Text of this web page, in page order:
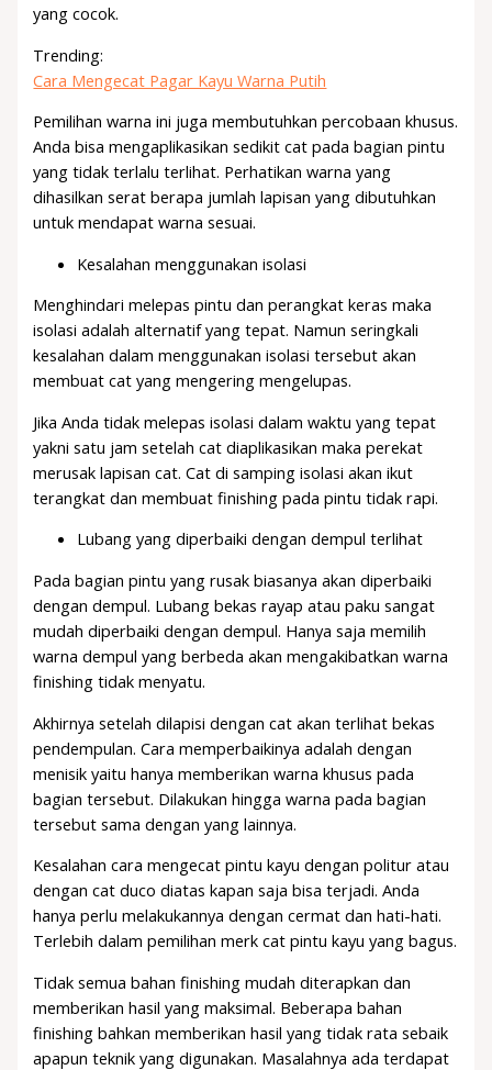
yang cocok.
Trending:
Cara Mengecat Pagar Kayu Warna Putih
Pemilihan warna ini juga membutuhkan percobaan khusus.
Anda bisa mengaplikasikan sedikit cat pada bagian pintu
yang tidak terlalu terlihat. Perhatikan warna yang
dihasilkan serat berapa jumlah lapisan yang dibutuhkan
untuk mendapat warna sesuai.
Kesalahan menggunakan isolasi
Menghindari melepas pintu dan perangkat keras maka
isolasi adalah alternatif yang tepat. Namun seringkali
kesalahan dalam menggunakan isolasi tersebut akan
membuat cat yang mengering mengelupas.
Jika Anda tidak melepas isolasi dalam waktu yang tepat
yakni satu jam setelah cat diaplikasikan maka perekat
merusak lapisan cat. Cat di samping isolasi akan ikut
terangkat dan membuat finishing pada pintu tidak rapi.
Lubang yang diperbaiki dengan dempul terlihat
Pada bagian pintu yang rusak biasanya akan diperbaiki
dengan dempul. Lubang bekas rayap atau paku sangat
mudah diperbaiki dengan dempul. Hanya saja memilih
warna dempul yang berbeda akan mengakibatkan warna
finishing tidak menyatu.
Akhirnya setelah dilapisi dengan cat akan terlihat bekas
pendempulan. Cara memperbaikinya adalah dengan
menisik yaitu hanya memberikan warna khusus pada
bagian tersebut. Dilakukan hingga warna pada bagian
tersebut sama dengan yang lainnya.
Kesalahan cara mengecat pintu kayu dengan politur atau
dengan cat duco diatas kapan saja bisa terjadi. Anda
hanya perlu melakukannya dengan cermat dan hati-hati.
Terlebih dalam pemilihan merk cat pintu kayu yang bagus.
Tidak semua bahan finishing mudah diterapkan dan
memberikan hasil yang maksimal. Beberapa bahan
finishing bahkan memberikan hasil yang tidak rata sebaik
apapun teknik yang digunakan. Masalahnya ada terdapat